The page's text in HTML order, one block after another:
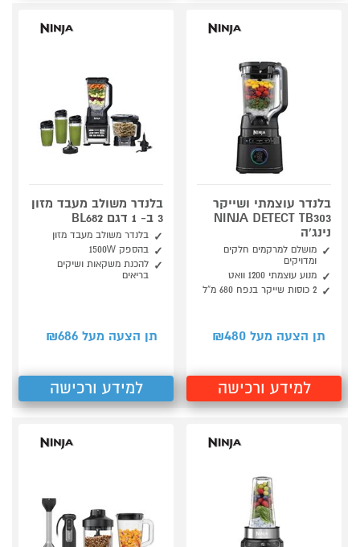
בלנדר עוצמתי ושייקר
NINJA DETECT TB303
נינג'ה
מושלם למרקמים חלקים
ומדויקים
מנוע עוצמתי 1200 וואט
2 כוסות שייקר בנפח 680 מ“ל
תן הצעה מעל ₪ 480
למידע ורכישה
בלנדר משולב מעבד מזון
3 ב- 1 דגם BL682
בלנדר משולב מעבד מזון
בהספק 1500W
להכנת משקאות ושיקים
בריאים
תן הצעה מעל ₪ 686
למידע ורכישה